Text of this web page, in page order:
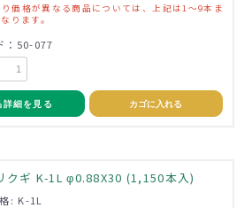
価格が異なる商品については、上記は1～9本ま
ります。
：50-077
詳細を見る カゴに入れる
クギ K-1L φ0.88X30 (1,150本入)
: K-1L